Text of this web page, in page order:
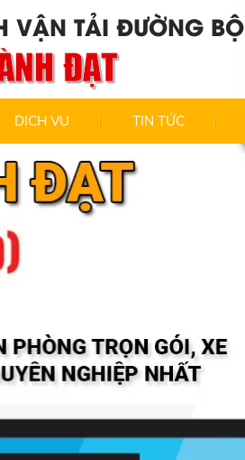
VẬN TẢI ĐƯỜNG BỘ
ĐẠT
DỊCH VỤ TIN TỨC